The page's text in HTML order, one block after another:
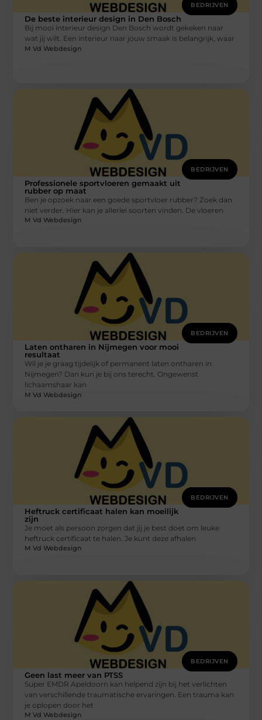
BEDRIJVEN
De beste interieur design in Den Bosch
Bij mooi interieur design Den Bosch wordt gekeken naar
wat jij wilt. Een interieur naar jouw smaak is belangrijk, waar
M Vd Webdesign
BEDRIJVEN
Professionele sportvloeren gemaakt uit
rubber op maat
Ben je opzoek naar een goede sportvloer rubber? Zoek dan
niet verder. Hier kan je allerlei soorten vinden. De vloeren
M Vd Webdesign
BEDRIJVEN
Laten ontharen in Nijmegen voor mooi
resultaat
Wil je je graag tijdelijk of permanent laten ontharen in
Nijmegen? Dan kun je bij ons terecht. Ongewenst
lichaamshaar kan
M Vd Webdesign
BEDRIJVEN
Heftruck certificaat halen kan moeilijk
zijn
Je moet als persoon zorgen dat jij je best doet om leuke
heftruck certificaat te halen. Je kunt deze afhalen
M Vd Webdesign
BEDRIJVEN
Geen last meer van PTSS
Super EMDR Apeldoorn kan helpend zijn bij het verlichten
van verschillende traumatische ervaringen. Een trauma kan
je oplopen door het
M Vd Webdesign